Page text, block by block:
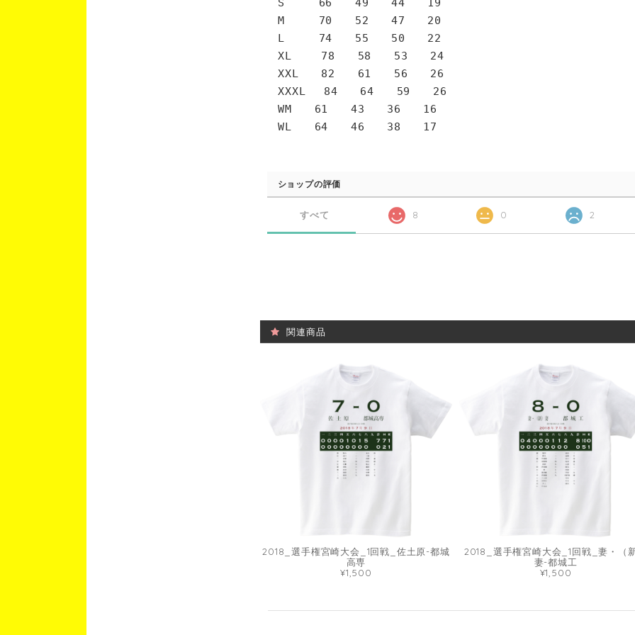
M 70 52 47 20
L 74 55 50 22
XL 78 58 53 24
XXL 82 61 56 26
XXXL 84 64 59 26
WM 61 43 36 16
WL 64 46 38 17
ショップの評価
すべて 8 0 2
関連商品
2018_選手権宮崎大会_1回戦_佐土原-都城
高専
¥1,500
2018_選手権宮崎大会_1回戦_妻・（
妻-都城工
¥1,500